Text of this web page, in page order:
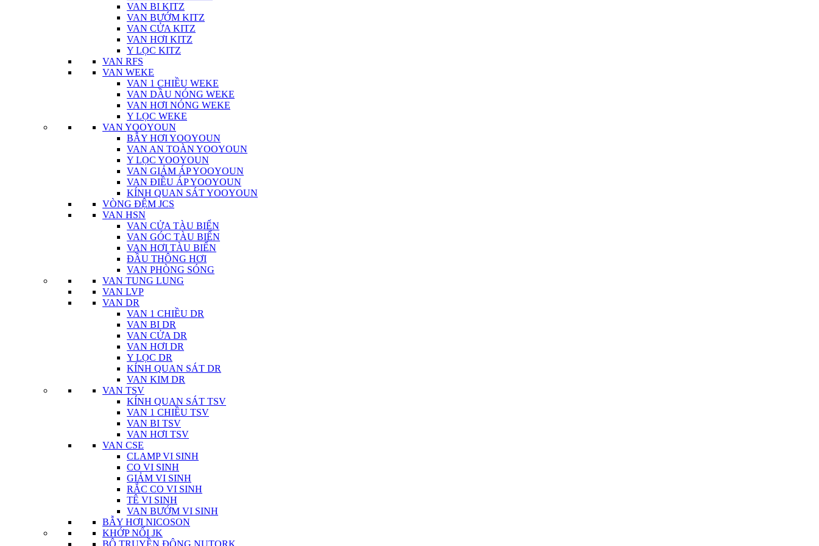
VAN BI KITZ
VAN BƯỚM KITZ
VAN CỬA KITZ
VAN HƠI KITZ
Y LỌC KITZ
VAN RFS
VAN WEKE
VAN 1 CHIỀU WEKE
VAN DẦU NÓNG WEKE
VAN HƠI NÓNG WEKE
Y LỌC WEKE
VAN YOOYOUN
BẪY HƠI YOOYOUN
VAN AN TOÀN YOOYOUN
Y LỌC YOOYOUN
VAN GIẢM ÁP YOOYOUN
VAN ĐIỀU ÁP YOOYOUN
KÍNH QUAN SÁT YOOYOUN
VÒNG ĐỆM JCS
VAN HSN
VAN CỬA TÀU BIỂN
VAN GÓC TÀU BIỂN
VAN HƠI TÀU BIỂN
ĐẦU THÔNG HƠI
VAN PHÒNG SÓNG
VAN TUNG LUNG
VAN LVP
VAN DR
VAN 1 CHIỀU DR
VAN BI DR
VAN CỬA DR
VAN HƠI DR
Y LỌC DR
KÍNH QUAN SÁT DR
VAN KIM DR
VAN TSV
KÍNH QUAN SÁT TSV
VAN 1 CHIỀU TSV
VAN BI TSV
VAN HƠI TSV
VAN CSE
CLAMP VI SINH
CO VI SINH
GIẢM VI SINH
RẮC CO VI SINH
TÊ VI SINH
VAN BƯỚM VI SINH
BẪY HƠI NICOSON
KHỚP NỐI JK
BỘ TRUYỀN ĐỘNG NUTORK